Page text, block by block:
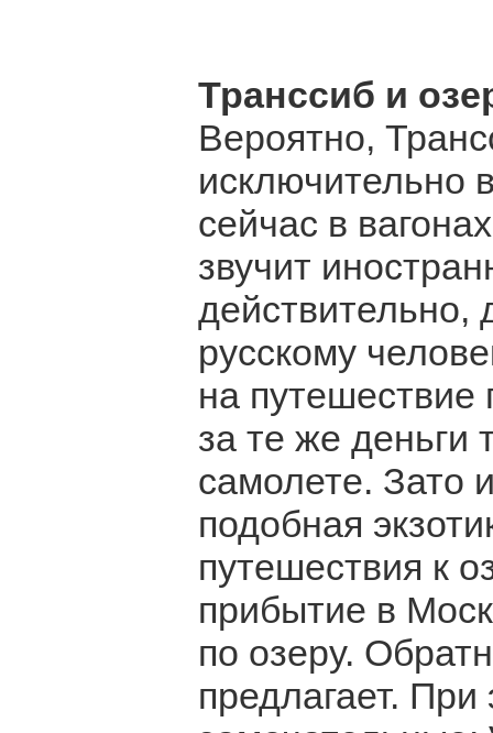
Транссиб и
Вероятно,
исключительно
сейчас в
звучит
действительно,
русскому
на путешествие
за те же деньги
самолете. Зато
подобная
путешествия к
прибытие в
по озеру.
предлагает.